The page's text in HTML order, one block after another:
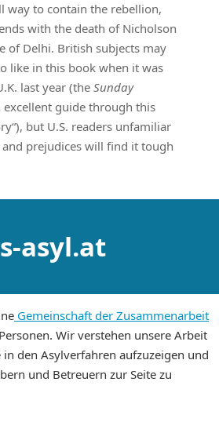
way to contain the rebellion,
with the death of Nicholson
of Delhi. British subjects may
like in this book when it was
last year (the Sunday
excellent guide through this
but U.S. readers unfamiliar
prejudices will find it tough
asyl.at
Gemeinschaft der Zusammenarbeit
Wir verstehen unsere Arbeit
den Asylverfahren aufzuzeigen und
und Betreuern zur Seite zu